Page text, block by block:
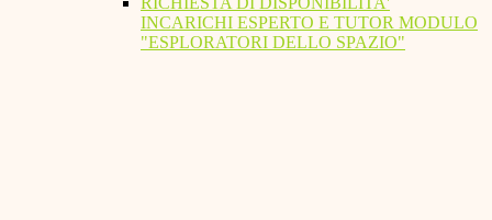
INCARICHI ESPERTO E TUTOR MODULO
"ESPLORATORI DELLO SPAZIO"